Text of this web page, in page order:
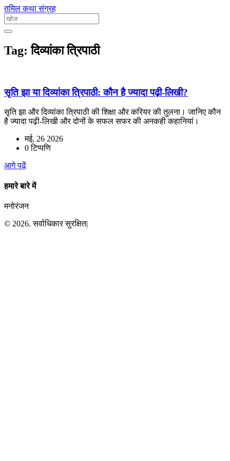
तमिल कथा संग्रह
Tag: दिव्यांका त्रिपाठी
सृति झा या दिव्यांका त्रिपाठी: कौन है ज्यादा पढ़ी-लिखी?
सृति झा और दिव्यांका त्रिपाठी की शिक्षा और करियर की तुलना। जानिए कौन
है ज्यादा पढ़ी-लिखी और दोनों के सफल सफर की अनकही कहानियां।
मई, 26 2026
0 टिप्पणि
आगे पढ़ें
हमारे बारे में
मनोरंजन
© 2026. सर्वाधिकार सुरक्षित|